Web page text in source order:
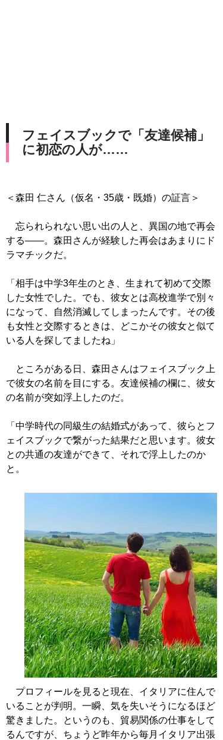
フェイスブックで「友達候補」
に初恋の人が……
＜森田 仁さん（仮名・35歳・既婚）の証言＞
忘られられない思い出の人と、異国の地で再会
する――。森田さんが経験した再会はあまりにド
ラマチックだ。
「相手は中学3年生のとき、生まれて初めて交際
した女性でした。でも、彼女とは高校進学で別々
になって、自然消滅してしまったんです。その後
も女性と交際するときは、どこかその彼女と似て
いる人を探してましたね」
ところがある日、森田さんはフェイスブック上
で彼女の名前を目にする。友達候補の欄に、彼女
の名前が突如浮上したのだ。
「中学時代の同級生の結婚式があって、彼らとフ
ェイスブックで繋がった結果だと思います。彼女
との共通の友達ができて、それで浮上したのか
と。
プロフィールを見ると現在、イタリアに住んで
いることが判明。一瞬、気を失いそうになるほど
驚きました。というのも、貿易関係の仕事をして
るんですが、ちょうど昨年から毎月イタリア出張